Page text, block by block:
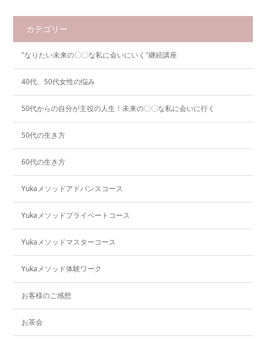
カテゴリー
"なりたい未来の〇〇な私に会いにいく"継続講座
40代、50代女性の悩み
50代からの自分が主役の人生！未来の〇〇な私に会いに行く
50代の生き方
60代の生き方
Yukaメソッドアドバンスコース
Yukaメソッドプライベートコース
Yukaメソッドマスターコース
Yukaメソッド体験ワーク
お客様のご感想
お茶会